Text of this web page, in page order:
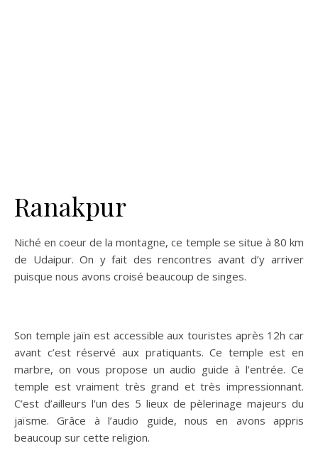
Ranakpur
Niché en coeur de la montagne, ce temple se situe à 80 km
de Udaipur. On y fait des rencontres avant d’y arriver
puisque nous avons croisé beaucoup de singes.
Son temple jaïn est accessible aux touristes après 12h car
avant c’est réservé aux pratiquants. Ce temple est en
marbre, on vous propose un audio guide à l’entrée. Ce
temple est vraiment très grand et très impressionnant.
C’est d’ailleurs l’un des 5 lieux de pèlerinage majeurs du
jaïsme. Grâce à l’audio guide, nous en avons appris
beaucoup sur cette religion.